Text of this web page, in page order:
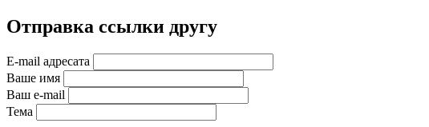
Отправка ссылки другу
E-mail адресата
Ваше имя
Ваш e-mail
Тема